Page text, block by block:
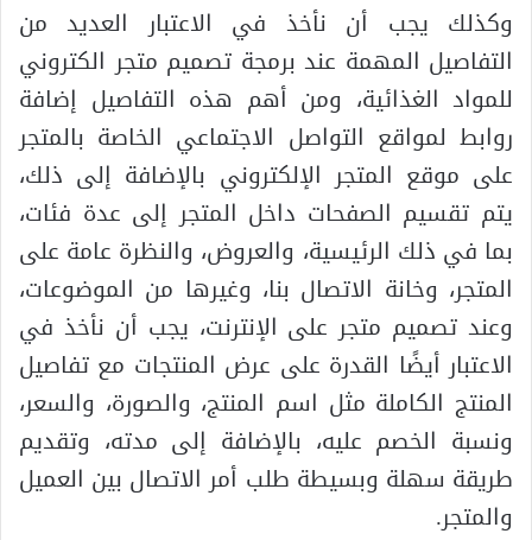
وكذلك يجب أن نأخذ في الاعتبار العديد من
التفاصيل المهمة عند برمجة تصميم متجر الكتروني
للمواد الغذائية، ومن أهم هذه التفاصيل إضافة
روابط لمواقع التواصل الاجتماعي الخاصة بالمتجر
على موقع المتجر الإلكتروني بالإضافة إلى ذلك،
يتم تقسيم الصفحات داخل المتجر إلى عدة فئات،
بما في ذلك الرئيسية، والعروض، والنظرة عامة على
المتجر، وخانة الاتصال بنا، وغيرها من الموضوعات،
وعند تصميم متجر على الإنترنت، يجب أن نأخذ في
الاعتبار أيضًا القدرة على عرض المنتجات مع تفاصيل
المنتج الكاملة مثل اسم المنتج، والصورة، والسعر،
ونسبة الخصم عليه، بالإضافة إلى مدته، وتقديم
طريقة سهلة وبسيطة طلب أمر الاتصال بين العميل
والمتجر.